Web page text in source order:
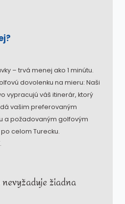
– trvá menej ako 1 minútu.
dovolenku na mieru: Naši
vypracujú váš itinerár, ktorý
vašim preferovaným
a požadovaným golfovým
celom Turecku.
žiadna